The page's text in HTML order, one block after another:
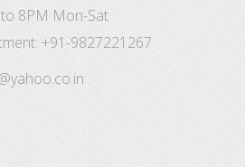
8PM Mon-Sat
+91-9827221267